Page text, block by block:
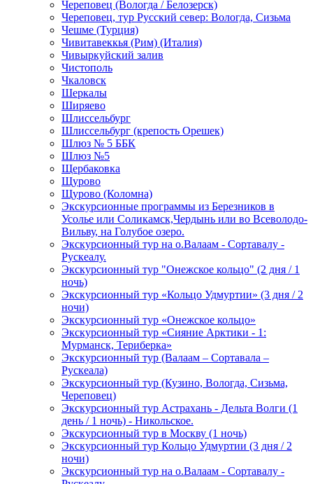
Череповец (Вологда / Белозерск)
Череповец, тур Русский север: Вологда, Сизьма
Чешме (Турция)
Чивитавеккья (Рим) (Италия)
Чивыркуйский залив
Чистополь
Чкаловск
Шеркалы
Ширяево
Шлиссельбург
Шлиссельбург (крепость Орешек)
Шлюз № 5 ББК
Шлюз №5
Щербаковка
Щурово
Щурово (Коломна)
Экскурсионные программы из Березников в
Усолье или Соликамск,Чердынь или во Всеволодо-
Вильву, на Голубое озеро.
Экскурсионный тур на о.Валаам - Сортавалу -
Рускеалу.
Экскурсионный тур "Онежское кольцо" (2 дня / 1
ночь)
Экскурсионный тур «Кольцо Удмуртии» (3 дня / 2
ночи)
Экскурсионный тур «Онежское кольцо»
Экскурсионный тур «Сияние Арктики - 1:
Мурманск, Териберка»
Экскурсионный тур (Валаам – Сортавала –
Рускеала)
Экскурсионный тур (Кузино, Вологда, Сизьма,
Череповец)
Экскурсионный тур Астрахань - Дельта Волги (1
день / 1 ночь) - Никольское.
Экскурсионный тур в Москву (1 ночь)
Экскурсионный тур Кольцо Удмуртии (3 дня / 2
ночи)
Экскурсионный тур на о.Валаам - Сортавалу -